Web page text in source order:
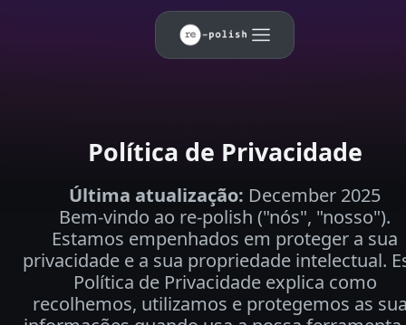
Política de Privacidade
Última atualização: December 2025
Bem-vindo ao re-polish ("nós", "nosso").
Estamos empenhados em proteger a sua
privacidade e a sua propriedade intelectual.
Política de Privacidade explica como
recolhemos, utilizamos e protegemos as